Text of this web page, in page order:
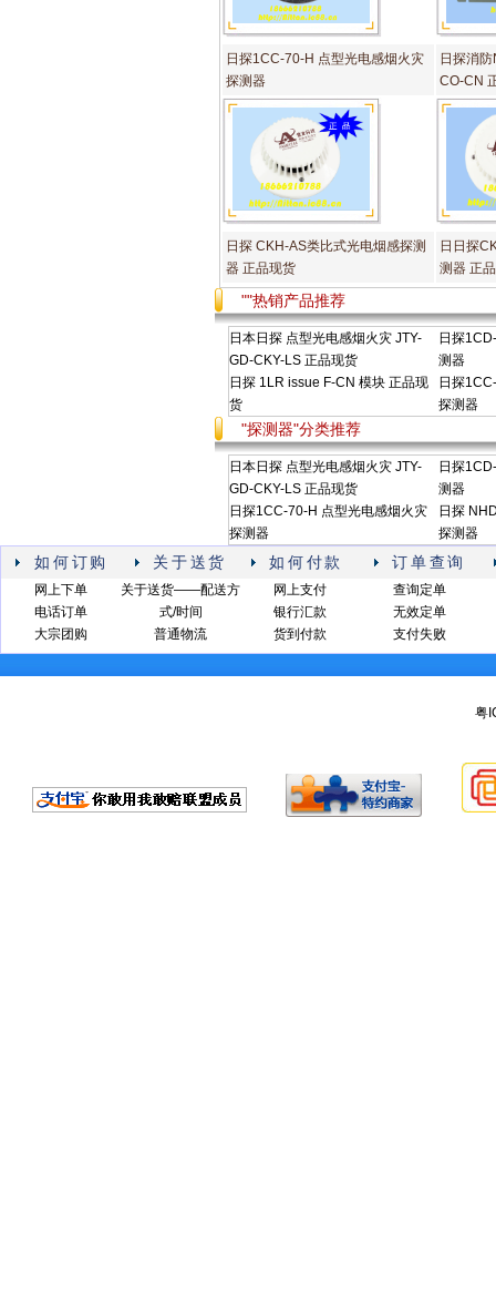
日探1CC-70-H 点型光电感烟火灾
探测器
日探消
CO-CN
日探 CKH-AS类比式光电烟感探测
器 正品现货
日日探
测器 正
""热销产品推荐
日本日探 点型光电感烟火灾 JTY-
GD-CKY-LS 正品现货
日探
测器
日探 1LR issue F-CN 模块 正品现
货
日探
探测器
"探测器"分类推荐
日本日探 点型光电感烟火灾 JTY-
GD-CKY-LS 正品现货
日探
测器
日探1CC-70-H 点型光电感烟火灾
探测器
日探
探测器
如何订购 关于送货 如何付款 订单查询
网上下单
电话订单
大宗团购
关于送货——配送方
式/时间
普通物流
网上支付
银行汇款
货到付款
查询定单
无效定单
支付失败
粤